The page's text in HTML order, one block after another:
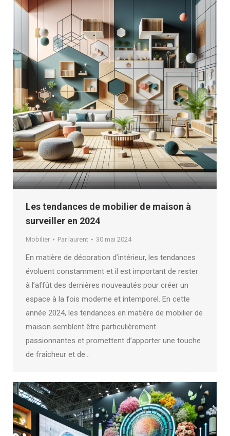
Les tendances de mobilier de maison à
surveiller en 2024
Mobilier Par laurent 30 mai 2024
En matière de décoration d’intérieur, les tendances
évoluent constamment et il est important de rester
à l’affût des dernières nouveautés pour créer un
espace à la fois moderne et intemporel. En cette
année 2024, les tendances en matière de mobilier de
maison semblent être particulièrement
passionnantes et promettent d’apporter une touche
de fraîcheur et de…